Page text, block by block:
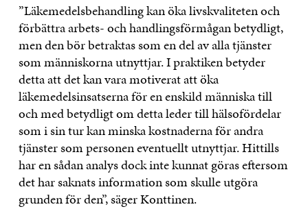
”Läkemedelsbehandling kan öka livskvaliteten och
förbättra arbets- och handlingsförmågan betydligt,
men den bör betraktas som en del av alla tjänster
som människorna utnyttjar. I praktiken betyder
detta att det kan vara motiverat att öka
läkemedelsinsatserna för en enskild människa till
och med betydligt om detta leder till hälsofördelar
som i sin tur kan minska kostnaderna för andra
tjänster som personen eventuellt utnyttjar. Hittills
har en sådan analys dock inte kunnat göras eftersom
det har saknats information som skulle utgöra
grunden för den”, säger Konttinen.